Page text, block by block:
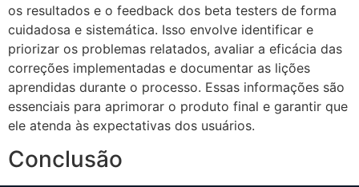
os resultados e o feedback dos beta testers de forma
cuidadosa e sistemática. Isso envolve identificar e
priorizar os problemas relatados, avaliar a eficácia das
correções implementadas e documentar as lições
aprendidas durante o processo. Essas informações são
essenciais para aprimorar o produto final e garantir que
ele atenda às expectativas dos usuários.
Conclusão